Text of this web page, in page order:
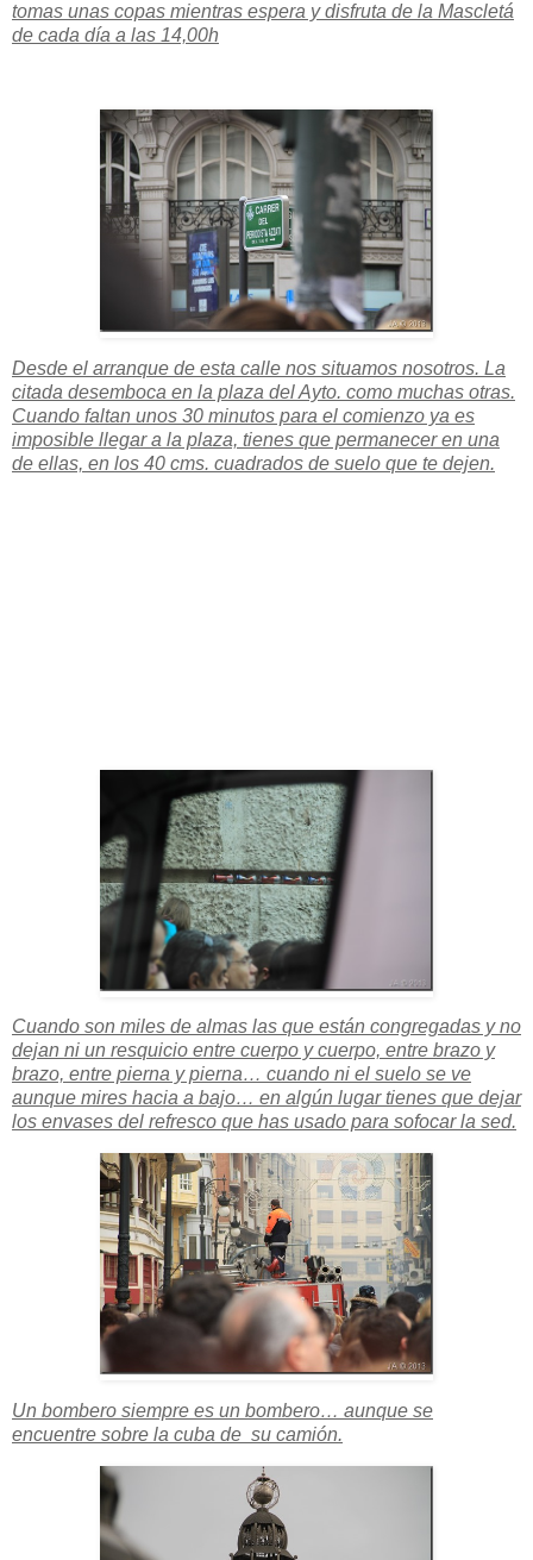
tomas unas copas mientras espera y disfruta de la Mascletá
de cada día a las 14,00h
Desde el arranque de esta calle nos situamos nosotros. La
citada desemboca en la plaza del Ayto. como muchas otras.
Cuando faltan unos 30 minutos para el comienzo ya es
imposible llegar a la plaza, tienes que permanecer en una
de ellas, en los 40 cms. cuadrados de suelo que te dejen.
Cuando son miles de almas las que están congregadas y no
dejan ni un resquicio entre cuerpo y cuerpo, entre brazo y
brazo, entre pierna y pierna… cuando ni el suelo se ve
aunque mires hacia a bajo… en algún lugar tienes que dejar
los envases del refresco que has usado para sofocar la sed.
Un bombero siempre es un bombero… aunque se
encuentre sobre la cuba de su camión.